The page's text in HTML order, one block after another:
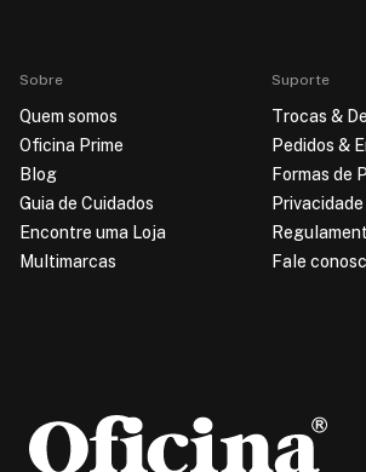
Sobre
Quem somos
Oficina Prime
Blog
Guia de Cuidados
Encontre uma Loja
Multimarcas
Suporte
Trocas &
Pedidos &
Formas de
Privacidade
Fale